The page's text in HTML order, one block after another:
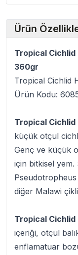
Ürün
Tropical Cichlid
360gr
Tropical Cichlid
Ürün Kodu:
Tropical Cichlid
küçük otçul
Genç ve küçük
için bitkisel yem.
diğer Malawi
Tropical Cichlid
içeriği, otçul
enflamatuar